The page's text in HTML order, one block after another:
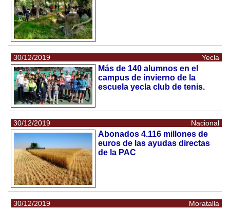
30/12/2019 Yecla
Más de 140 alumnos en el
campus de invierno de la
escuela yecla club de tenis.
30/12/2019 Nacional
Abonados 4.116 millones de
euros de las ayudas directas
de la PAC
30/12/2019 Moratalla